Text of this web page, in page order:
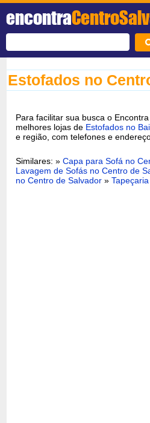
encontra
Estofados no
Para facilitar sua busca o
melhores lojas de Estofados no
e região, com telefones e
Similares: »Capa para Sofá no
Lavagem de Sofás no Centro de
no Centro de Salvador »